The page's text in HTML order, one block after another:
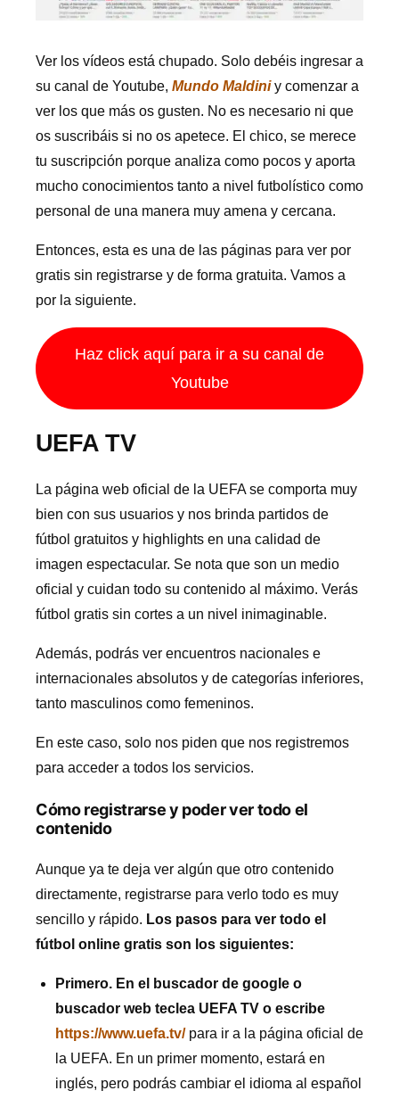
Ver los vídeos está chupado. Solo debéis ingresar a
su canal de Youtube, Mundo Maldiniy comenzar a
ver los que más os gusten. No es necesario ni que
os suscribáis si no os apetece. El chico, se merece
tu suscripción porque analiza como pocos y aporta
mucho conocimientos tanto a nivel futbolístico como
personal de una manera muy amena y cercana.
Entonces, esta es una de las páginas para ver por
gratis sin registrarse y de forma gratuita. Vamos a
por la siguiente.
Haz click aquí para ir a su canal de
Youtube
UEFA TV
La página web oficial de la UEFA se comporta muy
bien con sus usuarios y nos brinda partidos de
fútbol gratuitos y highlights en una calidad de
imagen espectacular. Se nota que son un medio
oficial y cuidan todo su contenido al máximo. Verás
fútbol gratis sin cortes a un nivel inimaginable.
Además, podrás ver encuentros nacionales e
internacionales absolutos y de categorías inferiores,
tanto masculinos como femeninos.
En este caso, solo nos piden que nos registremos
para acceder a todos los servicios.
Cómo registrarse y poder ver todo el
contenido
Aunque ya te deja ver algún que otro contenido
directamente, registrarse para verlo todo es muy
sencillo y rápido. Los pasos para ver todo el
fútbol online gratis son los siguientes:
Primero. En el buscador de google o
buscador web teclea UEFA TV o escribe
https://www.uefa.tv/para ir a la página oficial de
la UEFA. En un primer momento, estará en
inglés, pero podrás cambiar el idioma al español